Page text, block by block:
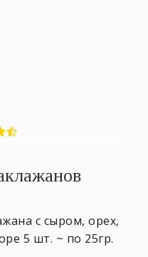
с сыром, орех,
5 шт. ~ по 25гр.